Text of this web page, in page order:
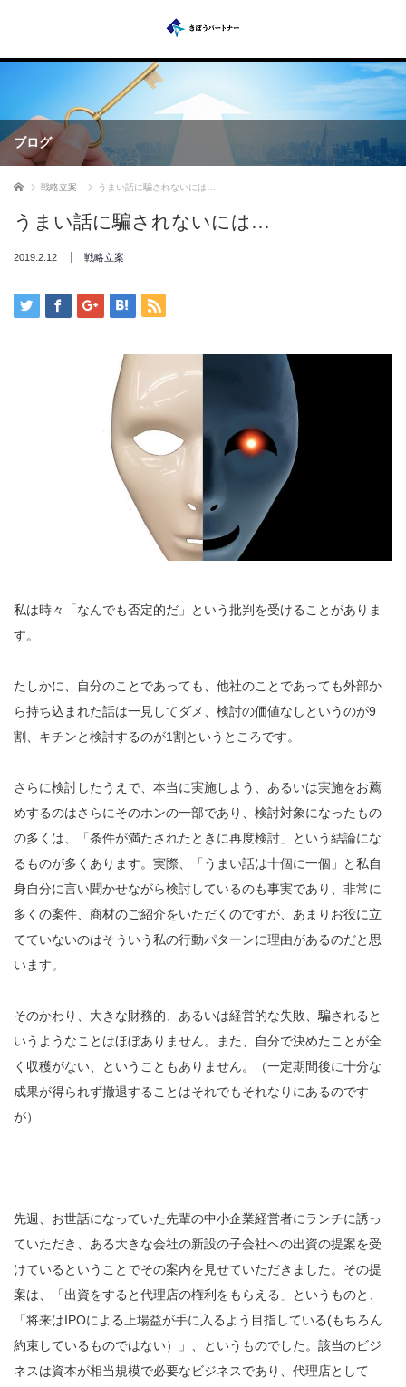
ブログ
ホーム 戦略立案 うまい話に騙されないには…
うまい話に騙されないには…
2019.2.12 戦略立案
私は時々「なんでも否定的だ」という批判を受けることがありま
す。
たしかに、自分のことであっても、他社のことであっても外部か
ら持ち込まれた話は一見してダメ、検討の価値なしというのが9
割、キチンと検討するのが1割というところです。
さらに検討したうえで、本当に実施しよう、あるいは実施をお薦
めするのはさらにそのホンの一部であり、検討対象になったもの
の多くは、「条件が満たされたときに再度検討」という結論にな
るものが多くあります。実際、「うまい話は十個に一個」と私自
身自分に言い聞かせながら検討しているのも事実であり、非常に
多くの案件、商材のご紹介をいただくのですが、あまりお役に立
てていないのはそういう私の行動パターンに理由があるのだと思
います。
そのかわり、大きな財務的、あるいは経営的な失敗、騙されると
いうようなことはほぼありません。また、自分で決めたことが全
く収穫がない、ということもありません。（一定期間後に十分な
成果が得られず撤退することはそれでもそれなりにあるのです
が）
先週、お世話になっていた先輩の中小企業経営者にランチに誘っ
ていただき、ある大きな会社の新設の子会社への出資の提案を受
けているということでその案内を見せていただきました。その提
案は、「出資をすると代理店の権利をもらえる」というものと、
「将来はIPOによる上場益が手に入るよう目指している(もちろん
約束しているものではない）」、というものでした。 該当のビジ
ネスは資本が相当規模で必要なビジネスであり、代理店として